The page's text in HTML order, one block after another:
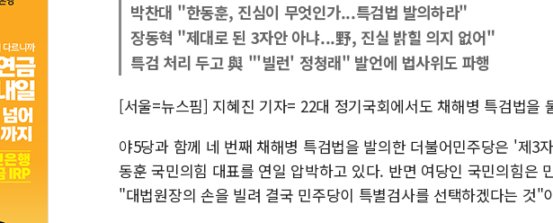
박찬대 "한동훈, 진심이 무엇인가...특검법 발의하라"
장동혁 "제대로 된 3자안 아냐...野, 진실 밝힐 의지 없어"
특검 처리 두고 與 "'빌런' 정청래" 발언에 법사위도 파행
[서울=뉴스핌] 지혜진 기자= 22대 정기국회에서도 채해병 특검법을
야5당과 함께 네 번째 채해병 특검법을 발의한 더불어민주당은 '제3
동훈 국민의힘 대표를 연일 압박하고 있다. 반면 여당인 국민의힘은
"대법원장의 손을 빌려 결국 민주당이 특별검사를 선택하겠다는 것"